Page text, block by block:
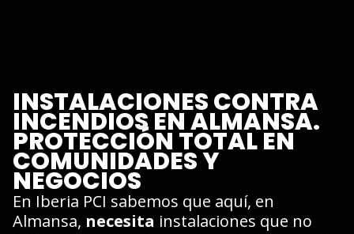
INSTALACIONES CONTRA
INCENDIOS EN ALMANSA.
PROTECCIÓN TOTAL EN
COMUNIDADES Y
NEGOCIOS
En Iberia PCI sabemos que aquí, en
Almansa, necesita instalaciones que no